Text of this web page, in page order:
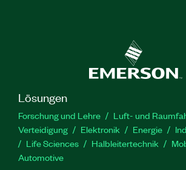
Lösungen
Forschung und Lehre
Luft- und
Verteidigung
Elektronik Energie
Life Sciences
Halbleitertechnik
Automotive